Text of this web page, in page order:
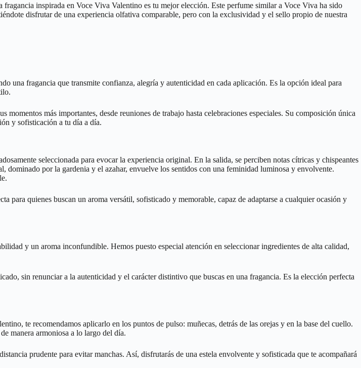
inspirada en Voce Viva Valentino es tu mejor elección. Este perfume similar a Voce Viva ha sido
disfrutar de una experiencia olfativa comparable, pero con la exclusividad y el sello propio de nuestra
una fragancia que transmite confianza, alegría y autenticidad en cada aplicación. Es la opción ideal para
más importantes, desde reuniones de trabajo hasta celebraciones especiales. Su composición única
y sofisticación a tu día a día.
seleccionada para evocar la experiencia original. En la salida, se perciben notas cítricas y chispeantes
por la gardenia y el azahar, envuelve los sentidos con una feminidad luminosa y envolvente.
para quienes buscan un aroma versátil, sofisticado y memorable, capaz de adaptarse a cualquier ocasión y
y un aroma inconfundible. Hemos puesto especial atención en seleccionar ingredientes de alta calidad,
sin renunciar a la autenticidad y el carácter distintivo que buscas en una fragancia. Es la elección perfecta
te recomendamos aplicarlo en los puntos de pulso: muñecas, detrás de las orejas y en la base del cuello.
manera armoniosa a lo largo del día.
prudente para evitar manchas. Así, disfrutarás de una estela envolvente y sofisticada que te acompañará